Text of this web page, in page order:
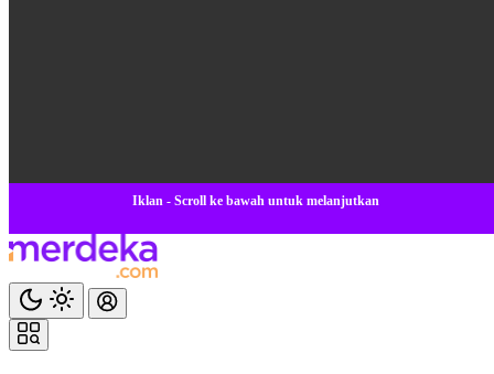
Iklan - Scroll ke bawah untuk melanjutkan